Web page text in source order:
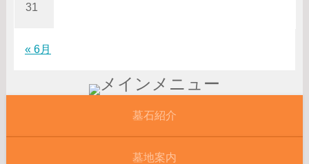
« 6月
31
墓石紹介
墓地案内